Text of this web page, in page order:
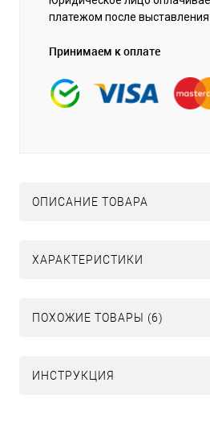
платежом после выставления
Принимаем к оплате
ОПИСАНИЕ ТОВАРА
ХАРАКТЕРИСТИКИ
ПОХОЖИЕ ТОВАРЫ (6)
ИНСТРУКЦИЯ